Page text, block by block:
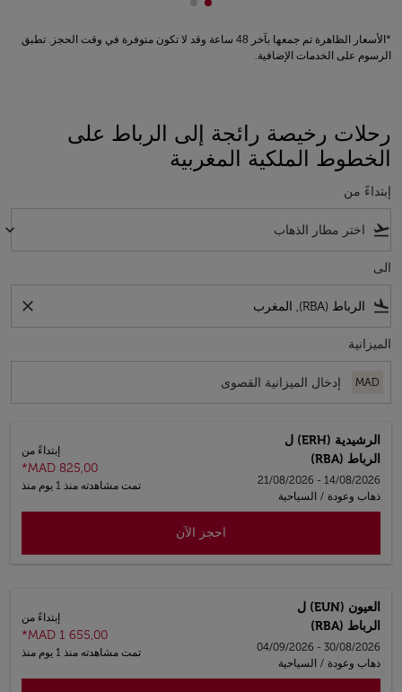
عرض cmp-pagination-showing-card 1عرض cmp-pagination-showing-card 2
*الأسعار الظاهرة تم جمعها بآخر 48 ساعة وقد لا تكون متوفرة في وقت الحجز. تطبق
الرسوم على الخدمات الإضافية.
رحلات رخيصة رائجة إلى الرباط على
الخطوط الملكية المغربية
إبتداءً من
flight_takeoff
keyboard_arrow_down
الى
flight_land
close
الميزانية
MAD
الرشيدية (ERH)
ل
الرباط (RBA)
14/08/2026 - 21/08/2026
ذهاب وعودة / السياحية
إبتداءً من
MAD 825,00
*
تمت مشاهدته منذ 1 يوم منذ
احجز الآن
العيون (EUN)
ل
الرباط (RBA)
30/08/2026 - 04/09/2026
ذهاب وعودة / السياحية
إبتداءً من
MAD 1 655,00
*
تمت مشاهدته منذ 1 يوم منذ